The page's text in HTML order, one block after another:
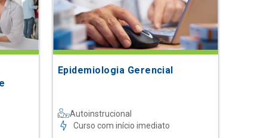
Epidemiologia Gerencial
Autoinstrucional
Curso com início imediato